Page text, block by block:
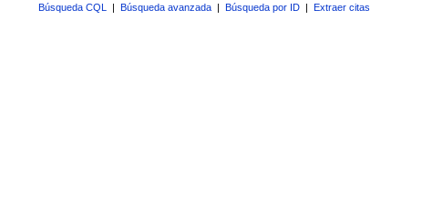
Búsqueda CQL Búsqueda avanzada Búsqueda por ID Extraer citas